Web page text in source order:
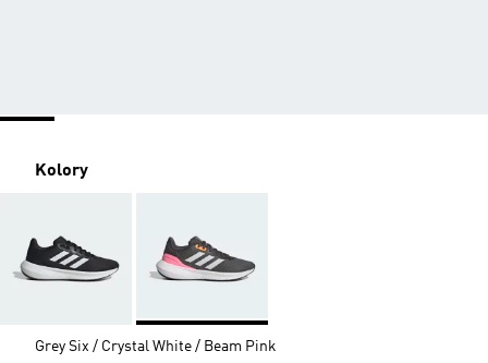
Kolory
Grey Six / Crystal White / Beam Pink